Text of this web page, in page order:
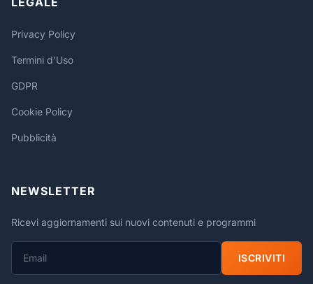
Privacy Policy
Termini d'Uso
GDPR
Cookie Policy
Pubblicità
NEWSLETTER
Ricevi aggiornamenti sui nuovi contenuti e programmi
ISCRIVITI